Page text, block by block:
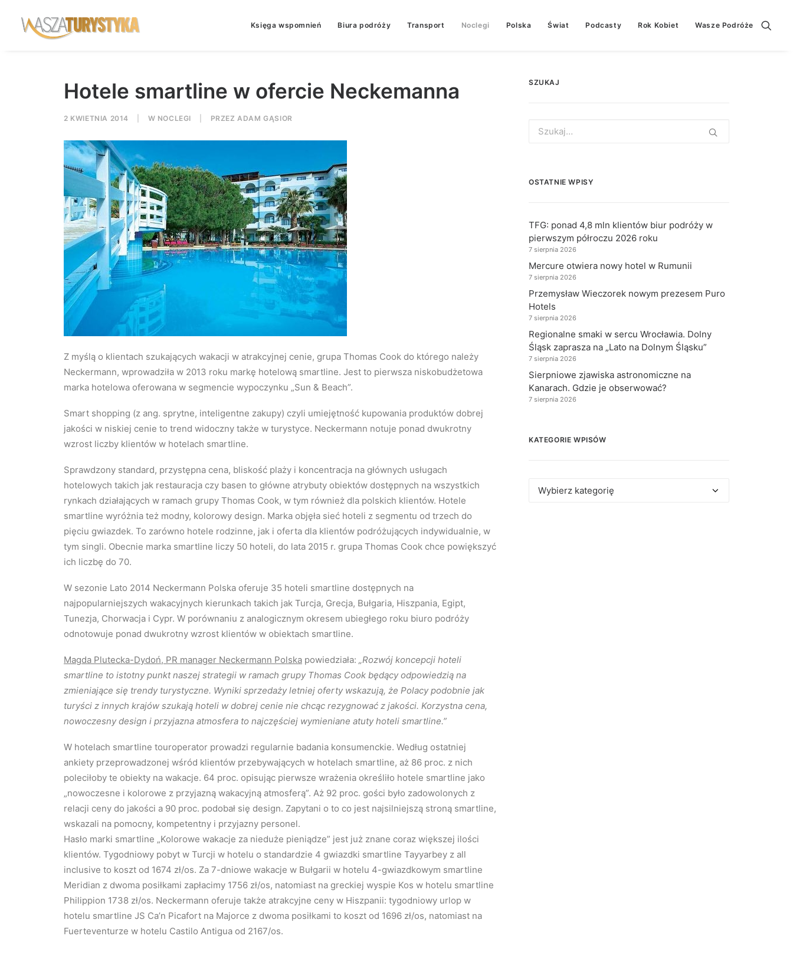
Księga wspomnień Biura podróży Transport Noclegi Polska Świat Podcasty Rok Kobiet Wasze Podróże
Hotele smartline w ofercie Neckemanna
2 KWIETNIA 2014 W NOCLEGI PRZEZADAM GĄSIOR
Z myślą o klientach szukających wakacji w atrakcyjnej cenie, grupa Thomas Cook do którego należy
Neckermann, wprowadziła w 2013 roku markę hotelową smartline. Jest to pierwsza niskobudżetowa
marka hotelowa oferowana w segmencie wypoczynku „Sun & Beach”.
Smart shopping (z ang. sprytne, inteligentne zakupy) czyli umiejętność kupowania produktów dobrej
jakości w niskiej cenie to trend widoczny także w turystyce. Neckermann notuje ponad dwukrotny
wzrost liczby klientów w hotelach smartline.
Sprawdzony standard, przystępna cena, bliskość plaży i koncentracja na głównych usługach
hotelowych takich jak restauracja czy basen to główne atrybuty obiektów dostępnych na wszystkich
rynkach działających w ramach grupy Thomas Cook, w tym również dla polskich klientów. Hotele
smartline wyróżnia też modny, kolorowy design. Marka objęła sieć hoteli z segmentu od trzech do
pięciu gwiazdek. To zarówno hotele rodzinne, jak i oferta dla klientów podróżujących indywidualnie, w
tym singli. Obecnie marka smartline liczy 50 hoteli, do lata 2015 r. grupa Thomas Cook chce powiększyć
ich liczbę do 70.
W sezonie Lato 2014 Neckermann Polska oferuje 35 hoteli smartline dostępnych na
najpopularniejszych wakacyjnych kierunkach takich jak Turcja, Grecja, Bułgaria, Hiszpania, Egipt,
Tunezja, Chorwacja i Cypr. W porównaniu z analogicznym okresem ubiegłego roku biuro podróży
odnotowuje ponad dwukrotny wzrost klientów w obiektach smartline.
Magda Plutecka-Dydoń, PR manager Neckermann Polska powiedziała: „Rozwój koncepcji hoteli
smartline to istotny punkt naszej strategii w ramach grupy Thomas Cook będący odpowiedzią na
zmieniające się trendy turystyczne. Wyniki sprzedaży letniej oferty wskazują, że Polacy podobnie jak
turyści z innych krajów szukają hoteli w dobrej cenie nie chcąc rezygnować z jakości. Korzystna cena,
nowoczesny design i przyjazna atmosfera to najczęściej wymieniane atuty hoteli smartline.”
W hotelach smartline touroperator prowadzi regularnie badania konsumenckie. Według ostatniej
ankiety przeprowadzonej wśród klientów przebywających w hotelach smartline, aż 86 proc. z nich
poleciłoby te obiekty na wakacje. 64 proc. opisując pierwsze wrażenia określiło hotele smartline jako
„nowoczesne i kolorowe z przyjazną wakacyjną atmosferą”. Aż 92 proc. gości było zadowolonych z
relacji ceny do jakości a 90 proc. podobał się design. Zapytani o to co jest najsilniejszą stroną smartline,
wskazali na pomocny, kompetentny i przyjazny personel.
Hasło marki smartline „Kolorowe wakacje za nieduże pieniądze” jest już znane coraz większej ilości
klientów. Tygodniowy pobyt w Turcji w hotelu o standardzie 4 gwiazdki smartline Tayyarbey z all
inclusive to koszt od 1674 zł/os. Za 7-dniowe wakacje w Bułgarii w hotelu 4-gwiazdkowym smartline
Meridian z dwoma posiłkami zapłacimy 1756 zł/os, natomiast na greckiej wyspie Kos w hotelu smartline
Philippion 1738 zł/os. Neckermann oferuje także atrakcyjne ceny w Hiszpanii: tygodniowy urlop w
hotelu smartline JS Ca’n Picafort na Majorce z dwoma posiłkami to koszt od 1696 zł/os, natomiast na
Fuerteventurze w hotelu Castilo Antigua od 2167/os.
SZUKAJ
for:
OSTATNIE WPISY
TFG: ponad 4,8 mln klientów biur podróży w
pierwszym półroczu 2026 roku
7 sierpnia 2026
Mercure otwiera nowy hotel w Rumunii
7 sierpnia 2026
Przemysław Wieczorek nowym prezesem Puro
Hotels
7 sierpnia 2026
Regionalne smaki w sercu Wrocławia. Dolny
Śląsk zaprasza na „Lato na Dolnym Śląsku”
7 sierpnia 2026
Sierpniowe zjawiska astronomiczne na
Kanarach. Gdzie je obserwować?
7 sierpnia 2026
KATEGORIE WPISÓW
Kategorie